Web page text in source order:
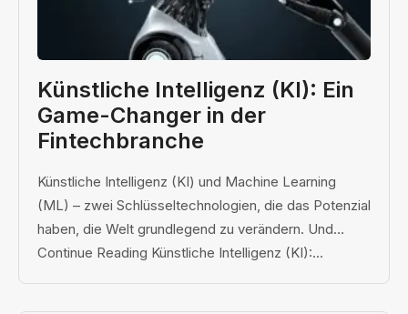
Künstliche Intelligenz (KI): Ein
Game-Changer in der
Fintechbranche
Künstliche Intelligenz (KI) und Machine Learning
(ML) – zwei Schlüsseltechnologien, die das Potenzial
haben, die Welt grundlegend zu verändern. Und…
Continue Reading Künstliche Intelligenz (KI):...